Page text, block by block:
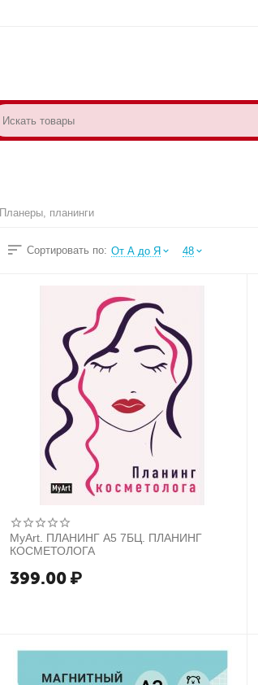
Планеры, планинги
Сортировать по: От А до Я 48
MyArt. ПЛАНИНГ А5 7БЦ. ПЛАНИНГ
КОСМЕТОЛОГА
399.00 ₽